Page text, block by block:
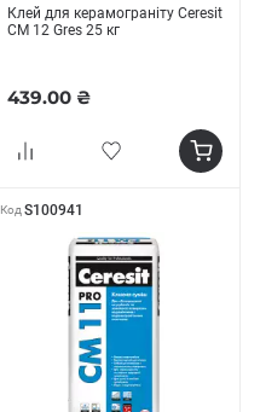
Клей для керамограніту Ceresit
СМ 12 Gres 25 кг
439.00 ₴
Код S100941